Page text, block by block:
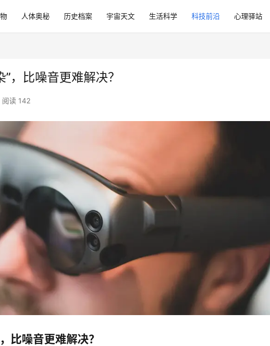
人体奥秘 历史档案 宇宙天文 生活科学 科技前沿 心理驿站
，比噪音更难解决？
阅读 142
比噪音更难解决？